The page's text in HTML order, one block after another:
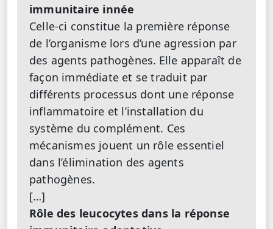
immunitaire innée
Celle-ci constitue la première réponse
de l’organisme lors d’une agression par
des agents pathogènes. Elle apparaît de
façon immédiate et se traduit par
différents processus dont une réponse
inflammatoire et l’installation du
système du complément. Ces
mécanismes jouent un rôle essentiel
dans l’élimination des agents
pathogènes.
[…]
Rôle des leucocytes dans la réponse